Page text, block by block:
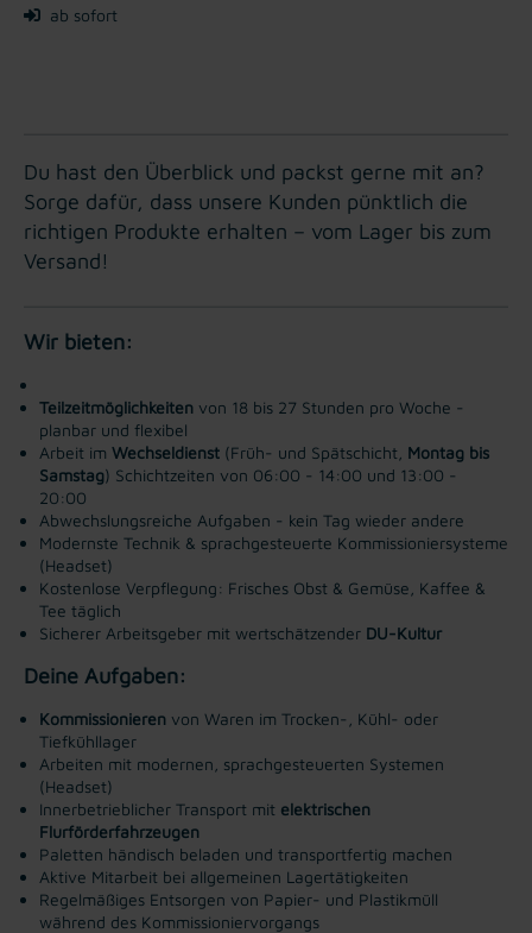
ab sofort
Du hast den Überblick und packst gerne mit an?
Sorge dafür, dass unsere Kunden pünktlich die
richtigen Produkte erhalten – vom Lager bis zum
Versand!
Wir bieten:
Teilzeitmöglichkeiten von 18 bis 27 Stunden pro Woche -
planbar und flexibel
Arbeit im Wechseldienst (Früh- und Spätschicht, Montag bis
Samstag) Schichtzeiten von 06:00 - 14:00 und 13:00 -
20:00
Abwechslungsreiche Aufgaben - kein Tag wieder andere
Modernste Technik & sprachgesteuerte Kommissioniersysteme
(Headset)
Kostenlose Verpflegung: Frisches Obst & Gemüse, Kaffee &
Tee täglich
Sicherer Arbeitsgeber mit wertschätzender DU-Kultur
Deine Aufgaben:
Kommissionieren von Waren im Trocken-, Kühl- oder
Tiefkühllager
Arbeiten mit modernen, sprachgesteuerten Systemen
(Headset)
Innerbetrieblicher Transport mit elektrischen
Flurförderfahrzeugen
Paletten händisch beladen und transportfertig machen
Aktive Mitarbeit bei allgemeinen Lagertätigkeiten
Regelmäßiges Entsorgen von Papier- und Plastikmüll
während des Kommissioniervorgangs